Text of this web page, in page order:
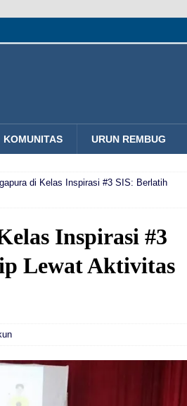
KOMUNITAS URUN REMBUG
di Kelas Inspirasi #3 SIS: Berlatih
Inspirasi #3
Lewat Aktivitas